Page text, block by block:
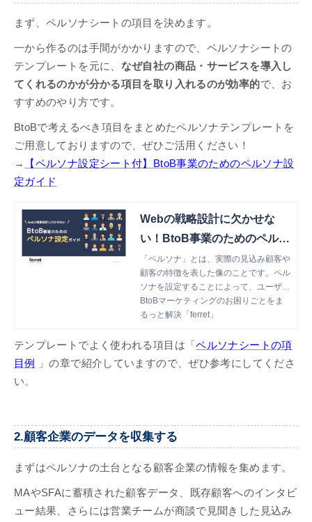
まず、ペルソナシートの項目を決めます。
一から作るのは手間がかかりますので、ペルソナシートの
テンプレートを元に、 なぜ自社の商品・サービスを導入し
てくれるのかが分かる項目を取り入れるのが効率的で、お
すすめのやり方です。
BtoBで考えるべき項目をまとめたペルソナテンプレートを
ご用意しておりますので、ぜひご活用ください！
→
【ペルソナ設定シート付】BtoB事業のためのペルソナ設
定ガイド
Webの戦略設計に欠かせな
い！BtoB事業のためのペルソ
ナ設定ガイド
「ペルソナ」とは、実際の見込み顧客や
顧客の特徴を表した像のことです。ペル
ソナを設定することによって、ユーザー
視点でのコンテンツ作成が可能になり、
担当者間での意思疎通も円滑に行えるよ
るペルソナ設定の基本をご紹介します。
BtoBマーケティングのお困りごとをま
るっと解決「ferret」
テンプレートでよく使われる項目は「ペルソナシートの項
目例
」の章で紹介していますので、ぜひ参考にしてくださ
い。
2.顧客企業のデータを収集する
まずはペルソナの土台となる顧客企業の情報を集めます。
MAやSFAに蓄積された顧客データ、既存顧客へのインタビ
ュー結果、さらには営業チームが商談で見聞きした見込み